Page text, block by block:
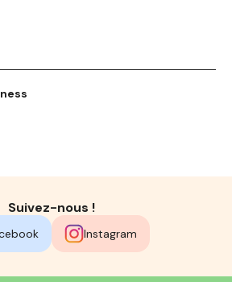
Suivez-nous !
Instagram